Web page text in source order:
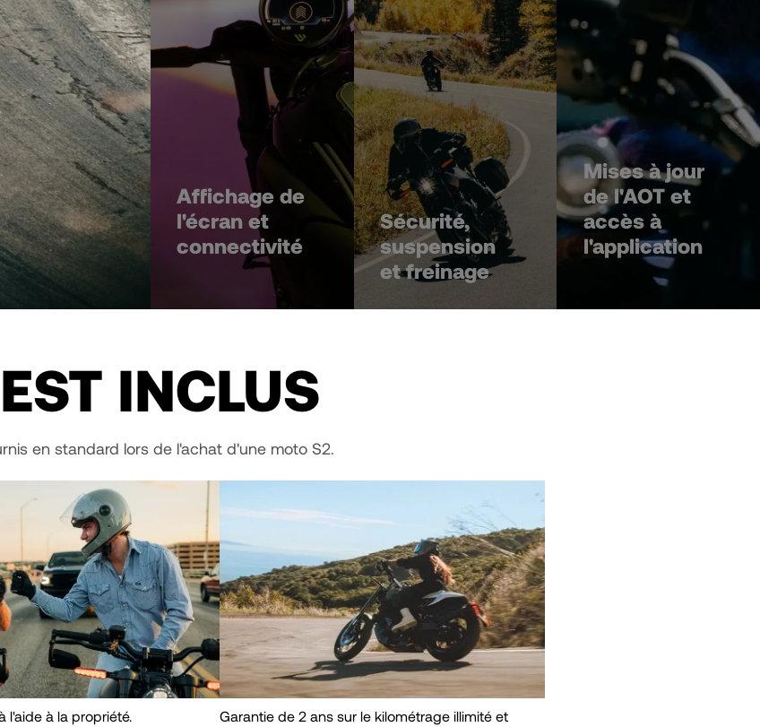
Affichage de
l'écran et
connectivité
Sécurité,
suspension
et freinage
Mises à jour
de l'AOT et
accès à
l'application
INCLUS
en standard lors de l'achat d'une moto S2.
l'aide à la propriété.
Garantie de 2 ans sur le kilométrage illimité et